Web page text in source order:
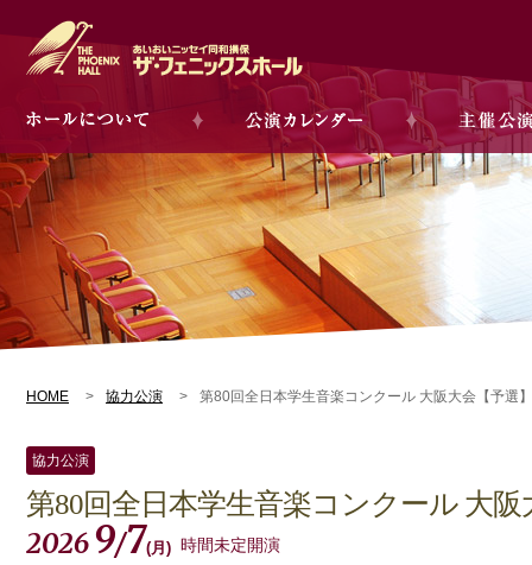
HOME 協力公演 第80回全日本学生音楽コンクール 大阪大会【予選】
協力公演
第80回全日本学生音楽コンクール 大阪
20269/7(月 ) 時間未定開演